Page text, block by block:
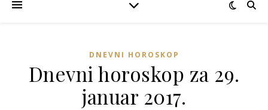
DNEVNI HOROSKOP
Dnevni horoskop za 29.
januar 2017.